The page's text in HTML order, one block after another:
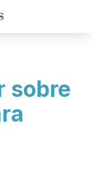
sobre